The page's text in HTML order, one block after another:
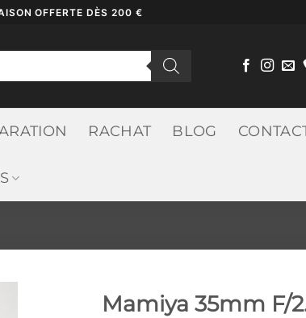
OFFERTE DÈS 200 €
RACHAT BLOG
Mamiya 35mm F/